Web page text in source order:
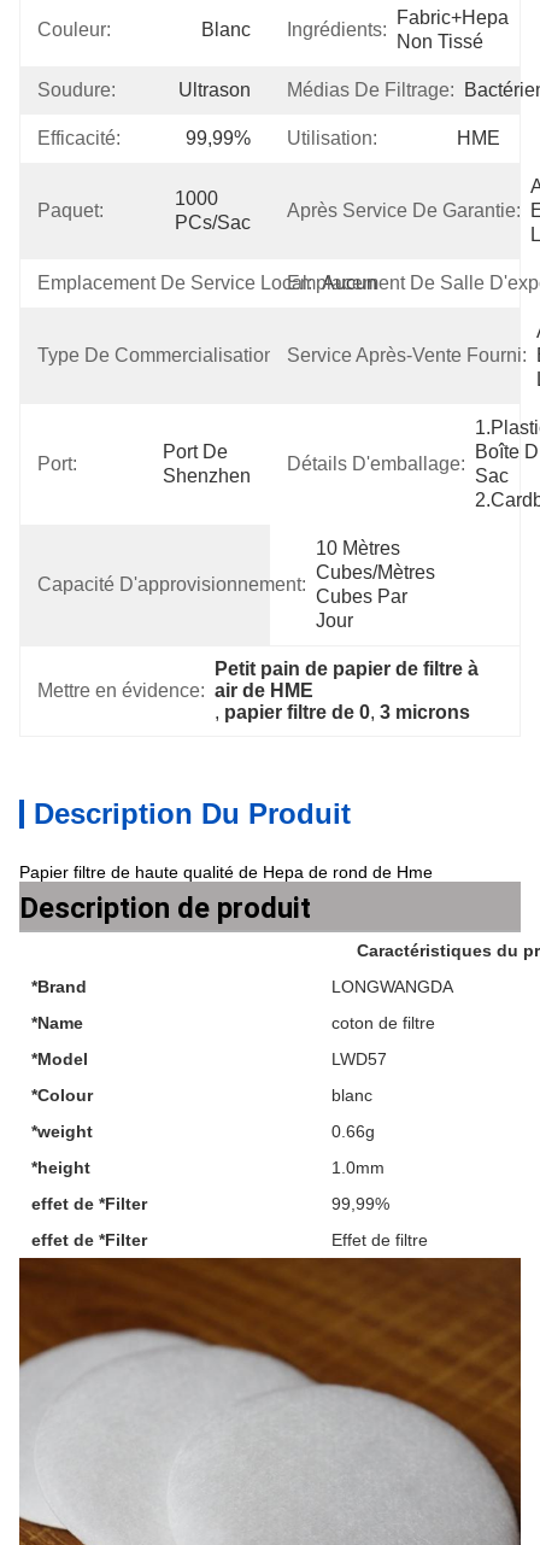
Couleur: Blanc Ingrédients:
Fabric+hepa
Non Tissé
Soudure: Ultrason Médias De Filtrage:
Efficacité: 99,99% Utilisation: HME
Paquet:
1000
PCs/sac
Après Service De Garantie:
Emplacement De Service Local: Aucun
Emplacement De Salle
Type De Commercialisation:
Chaud
Service Après-Vente Fourni:
Port:
Port De
Shenzhen
Détails D'emballage:
Boîte
Sac
Capacité D'approvisionnement:
10 Mètres
Cubes/mètres
Cubes Par
Jour
Mettre en évidence:
Petit pain de papier de filtre à
air de HME
, papier filtre de 0, 3 microns
Description Du Produit
Papier filtre de haute qualité de Hepa de rond de Hme
Description de produit
Caractéristiques du
*Brand
LONGWANGDA
*Name
coton de filtre
*Model
LWD57
*Colour
blanc
*weight
0.66g
*height
1.0mm
effet de *Filter
99,99%
effet de *Filter
Effet de filtre